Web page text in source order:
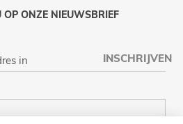
OP ONZE NIEUWSBRIEF
INSCHRIJVEN